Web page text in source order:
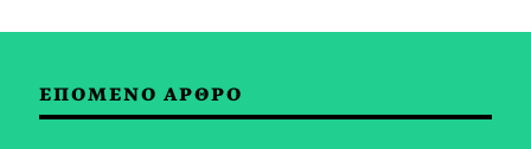
ΕΠΟΜΕΝΟ ΑΡΘΡΟ